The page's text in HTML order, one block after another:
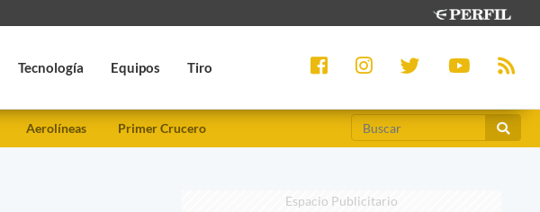
Tecnología Equipos Tiro
Aerolíneas Primer Crucero
Espacio Publicitario